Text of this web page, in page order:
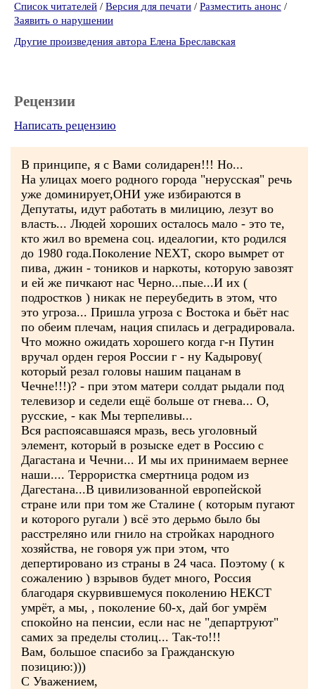
Список читателей / Версия для печати / Разместить анонс /
Заявить о нарушении
Другие произведения автора Елена Бреславская
Рецензии
Написать рецензию
В принципе, я с Вами солидарен!!! Но...
На улицах моего родного города "нерусская" речь
уже доминирует,ОНИ уже избираются в
Депутаты, идут работать в милицию, лезут во
власть... Людей хороших осталось мало - это те,
кто жил во времена соц. идеалогии, кто родился
до 1980 года.Поколение NEXT, скоро вымрет от
пива, джин - тоников и наркоты, которую завозят
и ей же пичкают нас Черно...пые...И их (
подростков ) никак не переубедить в этом, что
это угроза... Пришла угроза с Востока и бьёт нас
по обеим плечам, нация спилась и деградировала.
Что можно ожидать хорошего когда г-н Путин
вручал орден героя России г - ну Кадырову(
который резал головы нашим пацанам в
Чечне!!!)? - при этом матери солдат рыдали под
телевизор и седели ещё больше от гнева... О,
русские, - как Мы терпеливы...
Вся распоясавшаяся мразь, весь уголовный
элемент, который в розыске едет в Россию с
Дагастана и Чечни... И мы их принимаем вернее
наши.... Террористка смертница родом из
Дагестана...В цивилизованной европейской
стране или при том же Сталине ( которым пугают
и которого ругали ) всё это дерьмо было бы
расстреляно или гнило на стройках народного
хозяйства, не говоря уж при этом, что
депертировано из страны в 24 часа. Поэтому ( к
сожалению ) взрывов будет много, Россия
благодаря скурвившемуся поколению НЕКСТ
умрёт, а мы, , поколение 60-х, дай бог умрём
спокойно на пенсии, если нас не "департруют"
самих за пределы столиц... Так-то!!!
Вам, большое спасибо за Гражданскую
позицию:)))
С Уважением,